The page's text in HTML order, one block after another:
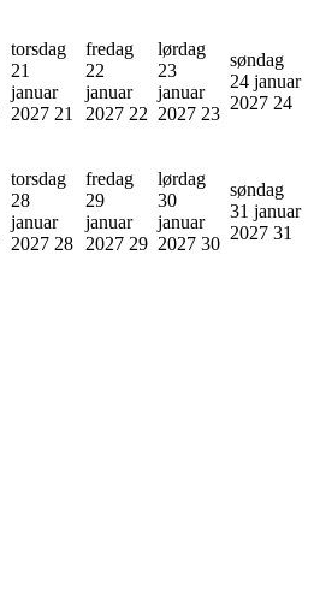
torsdag
21
januar
2027 21
fredag
22
januar
2027 22
lørdag
23
januar
2027 23
søndag
24 januar
2027 24
torsdag
28
januar
2027 28
fredag
29
januar
2027 29
lørdag
30
januar
2027 30
søndag
31 januar
2027 31